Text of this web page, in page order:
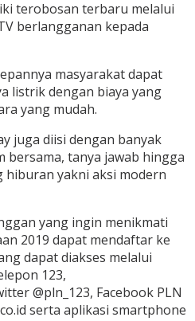
terobosan terbaru melalui
berlangganan kepada
masyarakat dapat
listrik dengan biaya yang
yang mudah.
juga diisi dengan banyak
bersama, tanya jawab hingga
yakni aksi modern
yang ingin menikmati
2019 dapat mendaftar ke
dapat diakses melalui
123,
@pln_123, Facebook PLN
serta aplikasi smartphone